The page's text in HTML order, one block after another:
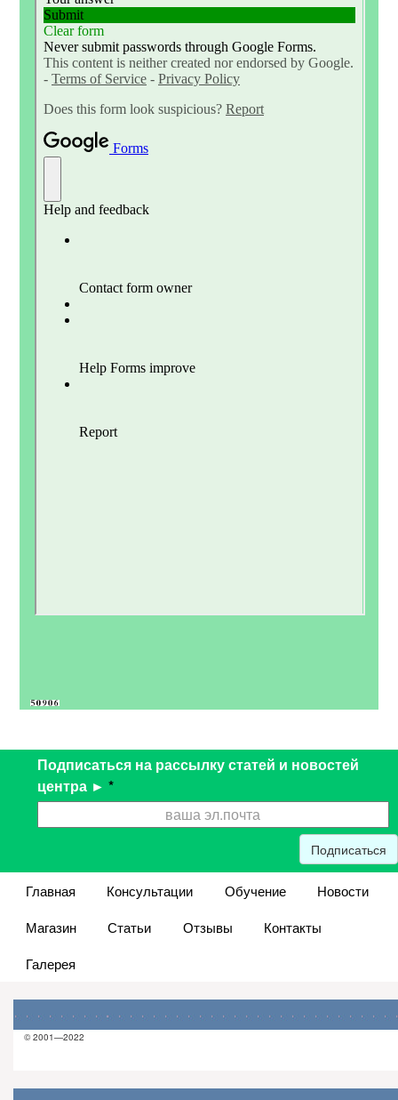
Подписаться на рассылку статей и новостей
центра ► *
Подписаться
Главная Консультации Обучение
Новости
Магазин
Статьи Отзывы
Контакты
Галерея
© 2001—2022